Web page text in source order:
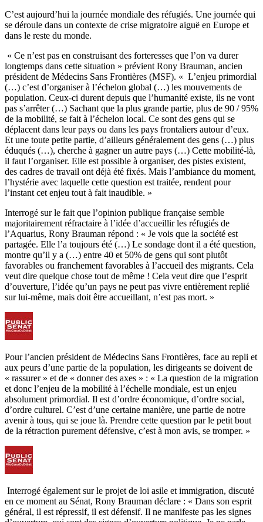
C’est aujourd’hui la journée mondiale des réfugiés. Une journée qui
se déroule dans un contexte de crise migratoire aiguë en Europe et
dans le reste du monde.
« Ce n’est pas en construisant des forteresses que l’on va durer
longtemps dans cette situation » prévient Rony Brauman, ancien
président de Médecins Sans Frontières (MSF). « L’enjeu primordial
(…) c’est d’organiser à l’échelon global (…) les mouvements de
population. Ceux-ci durent depuis que l’humanité existe, ils ne vont
pas s’arrêter (…) Sachant que la plus grande partie, plus de 90 / 95%
de la mobilité, se fait à l’échelon local. Ce sont des gens qui se
déplacent dans leur pays ou dans les pays frontaliers autour d’eux.
Et une toute petite partie, d’ailleurs généralement des gens (…) plus
éduqués (…), cherche à gagner un autre pays (…) Cette mobilité-là,
il faut l’organiser. Elle est possible à organiser, des pistes existent,
des cadres de travail ont déjà été fixés. Mais l’ambiance du moment,
l’hystérie avec laquelle cette question est traitée, rendent pour
l’instant cet enjeu tout à fait inaudible. »
Interrogé sur le fait que l’opinion publique française semble
majoritairement réfractaire à l’idée d’accueillir les réfugiés de
l’Aquarius, Rony Brauman répond : « Je vois que la société est
partagée. Elle l’a toujours été (…) Le sondage dont il a été question,
montre qu’il y a (…) entre 40 et 50% de gens qui sont plutôt
favorables ou franchement favorables à l’accueil des migrants. Cela
veut dire quelque chose tout de même ! Cela veut dire que l’esprit
d’ouverture, l’idée qu’un pays ne peut pas vivre entièrement replié
sur lui-même, mais doit être accueillant, n’est pas mort. »
Pour l’ancien président de Médecins Sans Frontières, face au repli et
aux peurs d’une partie de la population, les dirigeants se doivent de
« rassurer » et de « donner des axes » : « La question de la migration
et donc l’enjeu de la mobilité à l’échelle mondiale, est un enjeu
absolument primordial. Il est d’ordre économique, d’ordre social,
d’ordre culturel. C’est d’une certaine manière, une partie de notre
avenir à tous, qui se joue là. Prendre cette question par le petit bout
de la rétraction purement défensive, c’est à mon avis, se tromper. »
Interrogé également sur le projet de loi asile et immigration, discuté
en ce moment au Sénat, Rony Brauman déclare : « Dans son esprit
général, il est répressif, il est défensif. Il ne manifeste pas les signes